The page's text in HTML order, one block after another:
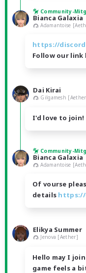
Community-
Bianca Galaxia
Adamantoise
https://
Follow our link
Dai Kirai
Gilgamesh
I'd love to join!
Community-
Bianca Galaxia
Adamantoise
Of vourse
details https://
Elikya Summer
Jenova [Aether]
Hello may I
game feels a